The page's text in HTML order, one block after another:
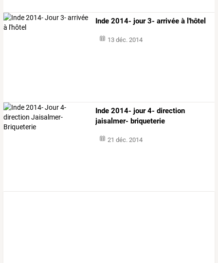
Inde 2014- jour 3- arrivée à l'hôtel
13 déc. 2014
Inde 2014- jour 4- direction
jaisalmer- briqueterie
21 déc. 2014